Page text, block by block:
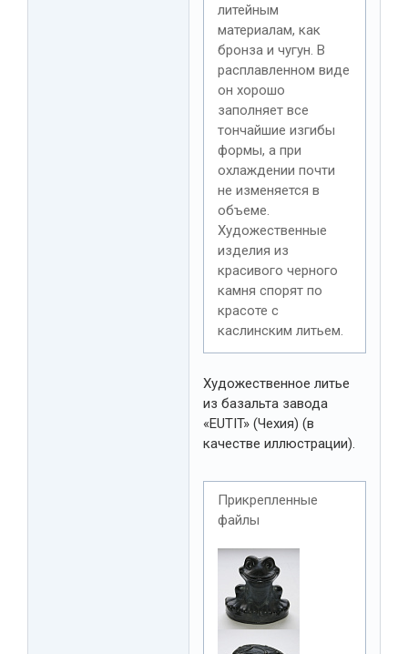
литейным
материалам, как
бронза и чугун. В
расплавленном виде
он хорошо
заполняет все
тончайшие изгибы
формы, а при
охлаждении почти
не изменяется в
объеме.
Художественные
изделия из
красивого черного
камня спорят по
красоте с
каслинским литьем.
Художественное литье
из базальта завода
«EUTIT» (Чехия) (в
качестве иллюстрации).
Прикрепленные
файлы